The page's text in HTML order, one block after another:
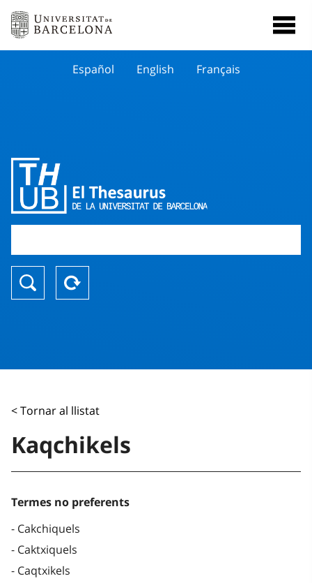
Español English Français
< Tornar al llistat
Kaqchikels
Termes no preferents
Cakchiquels
Caktxiquels
Caqtxikels